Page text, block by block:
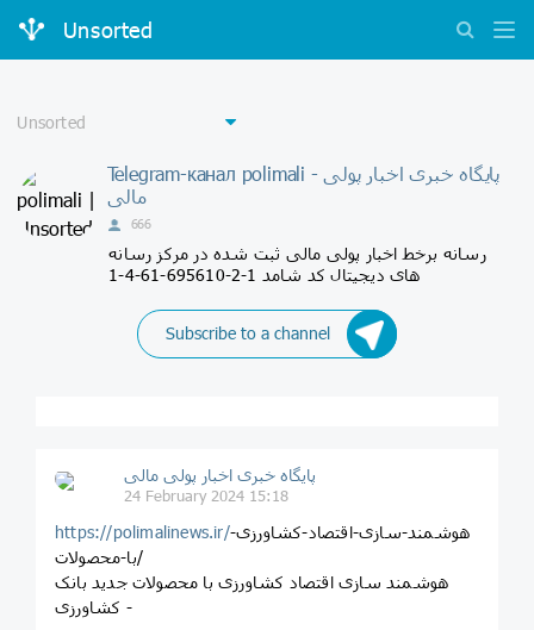
Unsorted
Telegram-канал polimali - پایگاه خبری اخبار پولی
مالی
666
رسانه برخط اخبار پولی مالی ثبت شده در مرکز رسانه
های دیجیتال کد شامد 1-2-695610-61-4-1
Subscribe to a channel
پایگاه خبری اخبار پولی مالی
24 February 2024 15:18
https://polimalinews.ir/هوشمند-سازی-اقتصاد-کشاورزی-
با-محصولات/
هوشمند سازی اقتصاد کشاورزی با محصولات جدید بانک
کشاورزی -